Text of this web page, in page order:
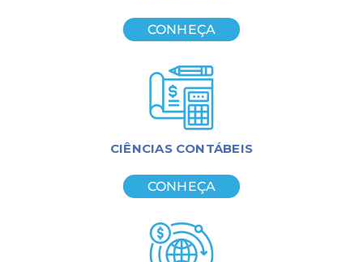
CONHEÇA
CIÊNCIAS CONTÁBEIS
CONHEÇA